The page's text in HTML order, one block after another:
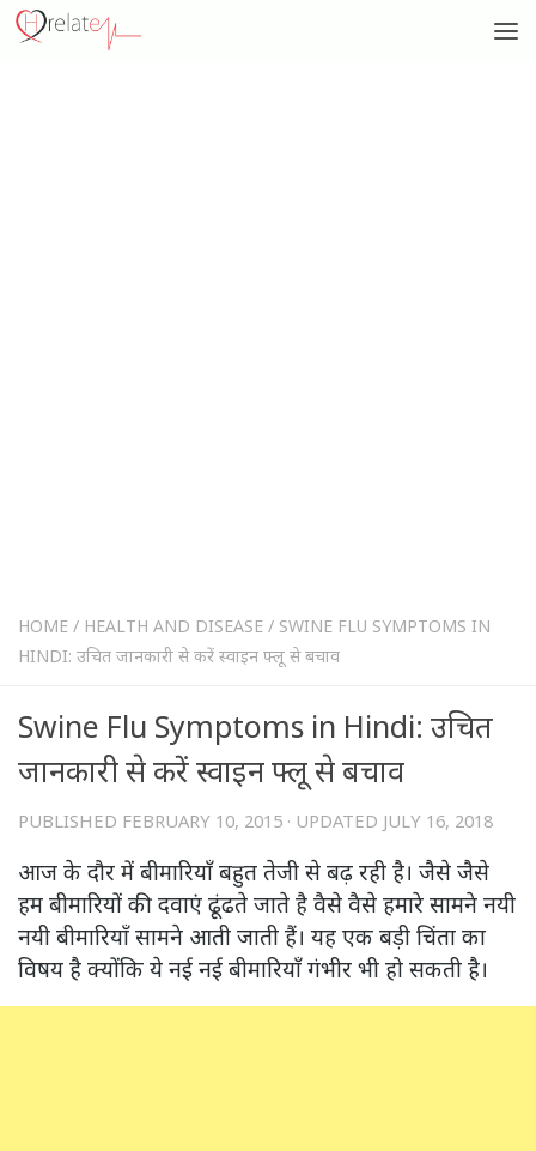
HOME / HEALTH AND DISEASE / SWINE FLU SYMPTOMS IN
HINDI: उचित जानकारी से करें स्वाइन फ्लू से बचाव
Swine Flu Symptoms in Hindi: उचित
जानकारी से करें स्वाइन फ्लू से बचाव
PUBLISHED FEBRUARY 10, 2015 · UPDATED JULY 16, 2018
आज के दौर में बीमारियाँ बहुत तेजी से बढ़ रही है। जैसे जैसे
हम बीमारियों की दवाएं ढूंढते जाते है वैसे वैसे हमारे सामने नयी
नयी बीमारियाँ सामने आती जाती हैं। यह एक बड़ी चिंता का
विषय है क्योंकि ये नई नई बीमारियाँ गंभीर भी हो सकती है।